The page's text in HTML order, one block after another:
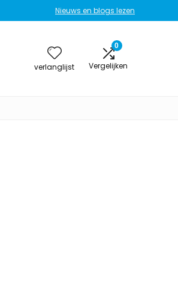
Nieuws en blogs lezen
verlanglijst
0
Vergelijken